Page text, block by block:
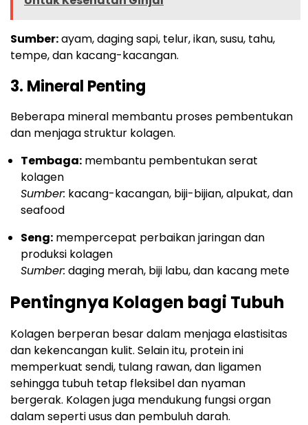
Sumber:ayam, daging sapi, telur, ikan, susu, tahu,
tempe, dan kacang-kacangan.
3. Mineral Penting
Beberapa mineral membantu proses pembentukan
dan menjaga struktur kolagen.
Tembaga: membantu pembentukan serat
kolagen
Sumber: kacang-kacangan, biji-bijian, alpukat, dan
seafood
Seng: mempercepat perbaikan jaringan dan
produksi kolagen
Sumber: daging merah, biji labu, dan kacang mete
Pentingnya Kolagen bagi Tubuh
Kolagen berperan besar dalam menjaga elastisitas
dan kekencangan kulit. Selain itu, protein ini
memperkuat sendi, tulang rawan, dan ligamen
sehingga tubuh tetap fleksibel dan nyaman
bergerak. Kolagen juga mendukung fungsi organ
dalam seperti usus dan pembuluh darah.